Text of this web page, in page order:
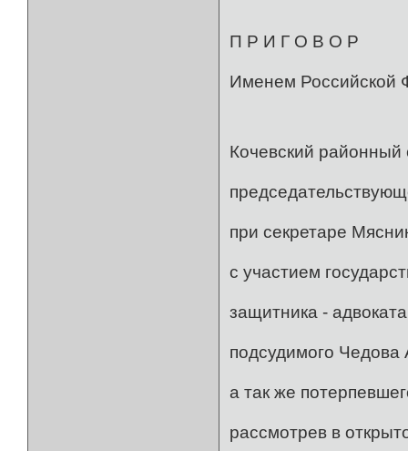
П Р И Г О В О Р
Именем
Кочевский районный
при секретаре
с участием
защитника -
подсудимого Чедова
а так же
рассмотрев в